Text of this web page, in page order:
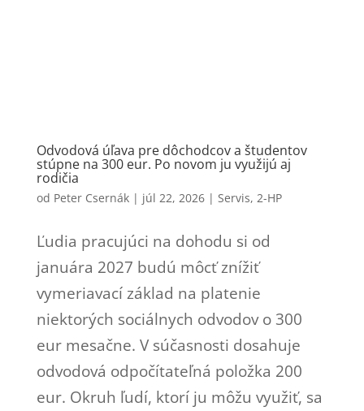
Odvodová úľava pre dôchodcov a študentov
stúpne na 300 eur. Po novom ju využijú aj
rodičia
od Peter Csernák| júl 22, 2026| Servis, 2-HP
Ľudia pracujúci na dohodu si od
januára 2027 budú môcť znížiť
vymeriavací základ na platenie
niektorých sociálnych odvodov o 300
eur mesačne. V súčasnosti dosahuje
odvodová odpočítateľná položka 200
eur. Okruh ľudí, ktorí ju môžu využiť, sa